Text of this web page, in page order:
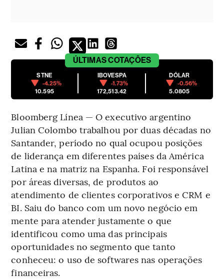
ÚLTIMASCOTAÇÕES
STNE
-4.25%
10.595
IBOVESPA
-1.73%
172,513.42
DÓLAR
-0.56%
5.0805
Bloomberg Línea — O executivo argentino
Julian Colombo trabalhou por duas décadas no
Santander, período no qual ocupou posições
de liderança em diferentes países da América
Latina e na matriz na Espanha. Foi responsável
por áreas diversas, de produtos ao
atendimento de clientes corporativos e CRM e
BI. Saiu do banco com um novo negócio em
mente para atender justamente o que
identificou como uma das principais
oportunidades no segmento que tanto
conheceu: o uso de softwares nas operações
financeiras.